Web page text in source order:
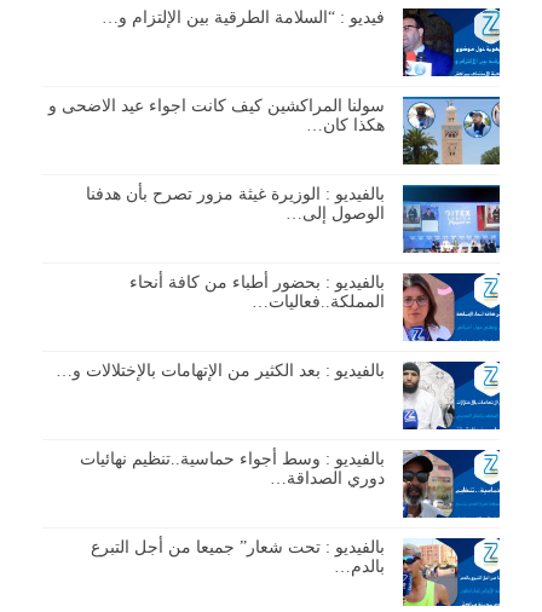
فيديو : “السلامة الطرقية بين الإلتزام و…
سولنا المراكشين كيف كانت اجواء عيد الاضحى و
هكذا كان…
بالفيديو : الوزيرة غيثة مزور تصرح بأن هدفنا
الوصول إلى…
بالفيديو : بحضور أطباء من كافة أنحاء
المملكة..فعاليات…
بالفيديو : بعد الكثير من الإتهامات بالإختلالات و…
بالفيديو : وسط أجواء حماسية..تنظيم نهائيات
دوري الصداقة…
بالفيديو : تحت شعار” جميعا من أجل التبرع
بالدم…